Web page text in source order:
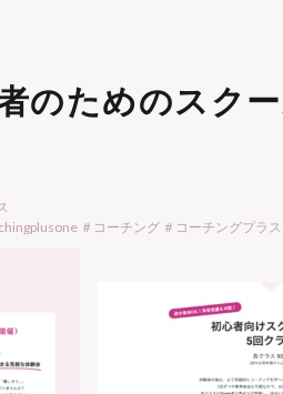
のためのスク
＃コーチング ＃コーチングプラ